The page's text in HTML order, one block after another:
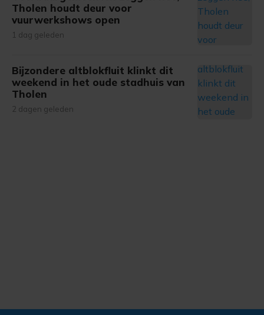
Tholen houdt deur voor
vuurwerkshows open
1 dag geleden
Bijzondere altblokfluit klinkt dit
weekend in het oude stadhuis van
Tholen
2 dagen geleden